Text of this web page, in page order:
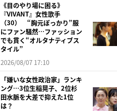
《目のやり場に困る》
『VIVANT』女性歌手
（30） “胸元ぽっかり”服
にファン騒然…ファッション
でも貫く“オルタナティブス
タイル”
2026/08/07 17:10
「嫌いな女性政治家」ランキ
ング…3位生稲晃子、2位杉
田水脈を大差で抑えた1位
は？